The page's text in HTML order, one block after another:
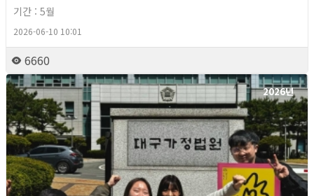
기간 : 5월
2026-06-10 10:01
6660
2026년